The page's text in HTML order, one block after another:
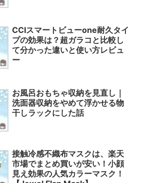
CCIスマートビューone耐久タイ
プの効果は？超ガラコと比較し
て分かった違いと使い方レビュ
ー
お風呂おもちゃ収納を見直し｜
洗面器収納をやめて浮かせる物
干しラックにした話
接触冷感不織布マスクは、楽天
市場でまとめ買いが安い！小顔
見え効果の人気カラーマスク！